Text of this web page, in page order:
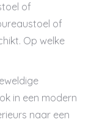
of
of
Op welke
in een modern
naar een